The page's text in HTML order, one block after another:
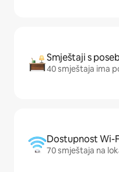
Smještaji s
40 smještaja ima
Dostupnost Wi-
70 smještaja na